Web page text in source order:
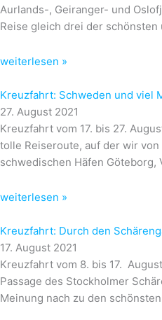
Aurlands-, Geiranger- und
Reise gleich drei der schönsten
weiterlesen »
Kreuzfahrt: Schweden und viel
27. August 2021
Kreuzfahrt vom 17. bis 27.
tolle Reiseroute, auf der wir
schwedischen Häfen Göteborg,
weiterlesen »
Kreuzfahrt: Durch den
17. August 2021
Kreuzfahrt vom 8. bis 17.
Passage des Stockholmer
Meinung nach zu den